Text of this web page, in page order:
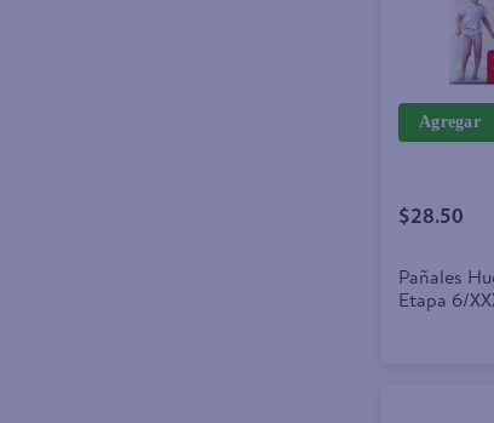
Agregar
$28.50
Pañales
Etapa 6/